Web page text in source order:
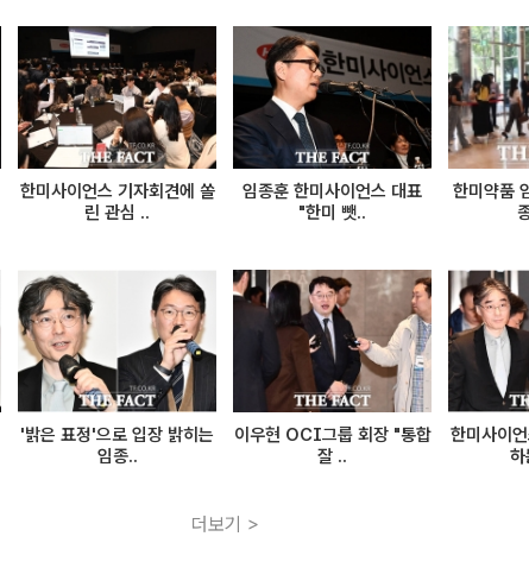
한미사이언스 기자회견에 쏠
린 관심 ..
임종훈 한미사이언스 대표
"한미 뺏..
한미약품
'밝은 표정'으로 입장 밝히는
임종..
이우현 OCI그룹 회장 "통합
잘 ..
한미사이
하
더보기 >